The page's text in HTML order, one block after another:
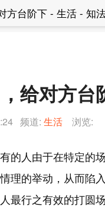
方台阶下 - 生活 - 知
给对方台
频道: 生活 浏览:
的人由于在特定的
理的举动，从而陷
最行之有效的打圆